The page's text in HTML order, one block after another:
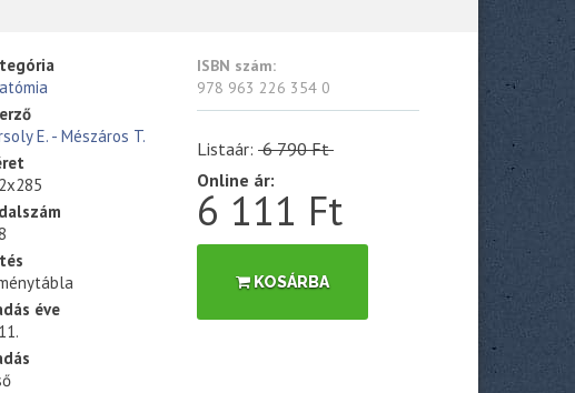
E. - Mészáros T.
éve
ISBN szám:
978 963 226 354 0
Listaár: 6 790 Ft
Online ár:
6 111 Ft
KOSÁRBA